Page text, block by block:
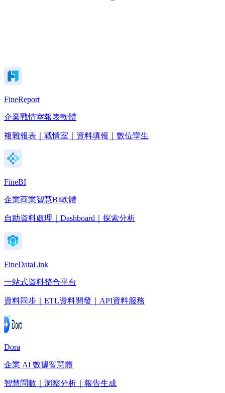
FineReport
企業戰情室報表軟體
複雜報表｜戰情室｜資料填報｜數位孿生
FineBI
企業商業智慧BI軟體
自助資料處理｜Dashboard｜探索分析
FineDataLink
一站式資料整合平台
資料同步｜ETL資料開發｜API資料服務
Dora
企業 AI 數據智慧體
智慧問數｜洞察分析｜報告生成